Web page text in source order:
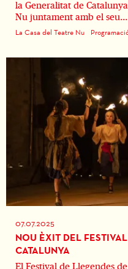
la Generalitat de
Nu juntament amb el seu...
La Casa del Teatre Nu
07.07.2025
NOU ÈXIT DEL
CATALUNYA